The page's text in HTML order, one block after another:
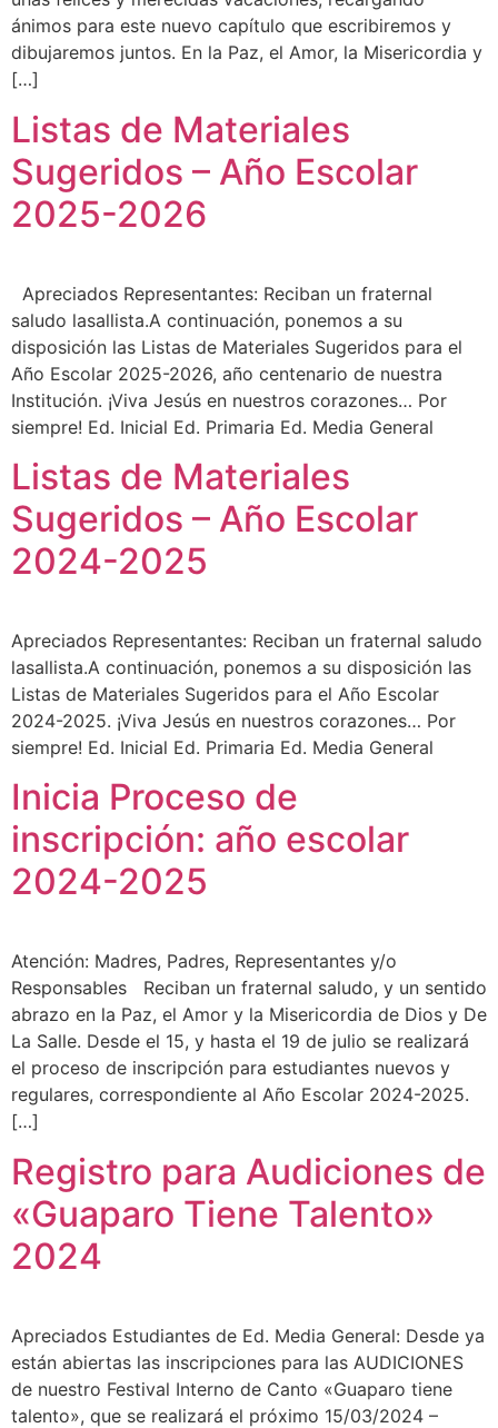
ánimos para este nuevo capítulo que escribiremos y
dibujaremos juntos. En la Paz, el Amor, la Misericordia y
[…]
Listas de Materiales
Sugeridos – Año Escolar
2025-2026
Apreciados Representantes: Reciban un fraternal
saludo lasallista.A continuación, ponemos a su
disposición las Listas de Materiales Sugeridos para el
Año Escolar 2025-2026, año centenario de nuestra
Institución. ¡Viva Jesús en nuestros corazones… Por
siempre! Ed. Inicial Ed. Primaria Ed. Media General
Listas de Materiales
Sugeridos – Año Escolar
2024-2025
Apreciados Representantes: Reciban un fraternal saludo
lasallista.A continuación, ponemos a su disposición las
Listas de Materiales Sugeridos para el Año Escolar
2024-2025. ¡Viva Jesús en nuestros corazones… Por
siempre! Ed. Inicial Ed. Primaria Ed. Media General
Inicia Proceso de
inscripción: año escolar
2024-2025
Atención: Madres, Padres, Representantes y/o
Responsables Reciban un fraternal saludo, y un sentido
abrazo en la Paz, el Amor y la Misericordia de Dios y De
La Salle. Desde el 15, y hasta el 19 de julio se realizará
el proceso de inscripción para estudiantes nuevos y
regulares, correspondiente al Año Escolar 2024-2025.
[…]
Registro para Audiciones de
«Guaparo Tiene Talento»
2024
Apreciados Estudiantes de Ed. Media General: Desde ya
están abiertas las inscripciones para las AUDICIONES
de nuestro Festival Interno de Canto «Guaparo tiene
talento», que se realizará el próximo 15/03/2024 –